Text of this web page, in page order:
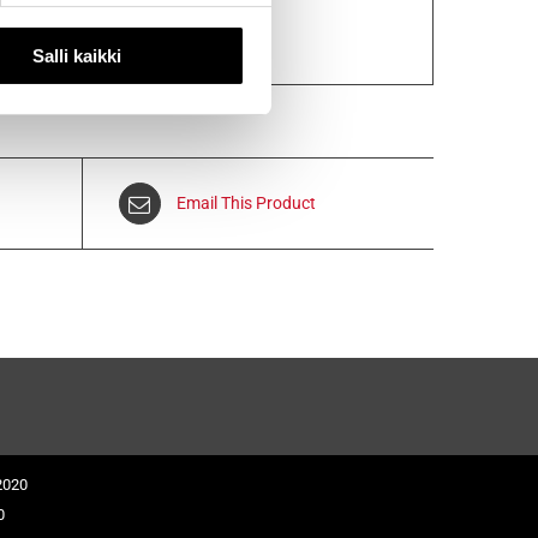
Salli kaikki
Email This Product